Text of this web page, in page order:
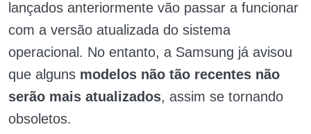
lançados anteriormente vão passar a funcionar
com a versão atualizada do sistema
operacional. No entanto, a Samsung já avisou
que alguns modelos não tão recentes não
serão mais atualizados, assim se tornando
obsoletos.